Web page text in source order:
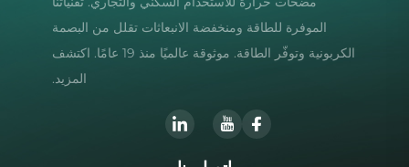
الموفرة للطاقة ومنخفضة الانبعاثات تقلل من البصمة
الكربونية وتوفّر الطاقة. موثوقة عالميًا منذ 19 عامًا. اكتشف
المزيد.